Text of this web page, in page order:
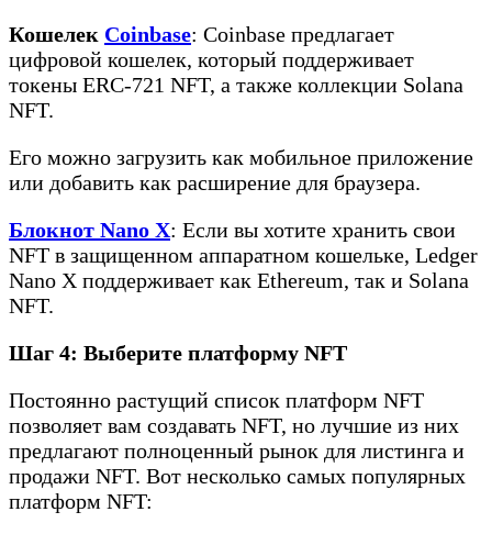
Кошелек Coinbase: Coinbase предлагает
цифровой кошелек, который поддерживает
токены ERC-721 NFT, а также коллекции Solana
NFT.
Его можно загрузить как мобильное приложение
или добавить как расширение для браузера.
Блокнот Nano X: Если вы хотите хранить свои
NFT в защищенном аппаратном кошельке, Ledger
Nano X поддерживает как Ethereum, так и Solana
NFT.
Шаг 4: Выберите платформу NFT
Постоянно растущий список платформ NFT
позволяет вам создавать NFT, но лучшие из них
предлагают полноценный рынок для листинга и
продажи NFT. Вот несколько самых популярных
платформ NFT: